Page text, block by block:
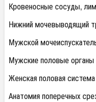
Кровеносные сосуды,
Нижний мочевыводящий
Мужской
Мужские половые органы
Женская половая система
Анатомия поперечных